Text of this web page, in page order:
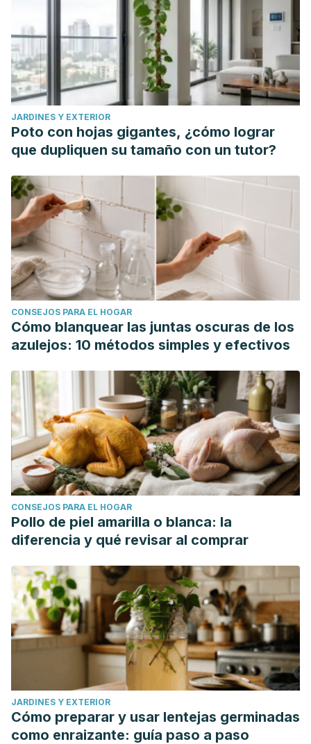
chronic constipation; a meta-analysis of controlled
randomized clinical trials.
https://www.ncbi.nlm.nih.gov/pubmed/25208775
Aviva Romm, ... Angela J. Hywood, inBotanical Medicine for
Women's Health, 2010.
https://www.sciencedirect.com/book/9780443072772/
medicine-for-womens-health
JARDINES Y EXTERIOR
Poto con hojas gigantes, ¿cómo lograr
que dupliquen su tamaño con un tutor?
CONSEJOS PARA EL HOGAR
Cómo blanquear las juntas oscuras de los
azulejos: 10 métodos simples y efectivos
CONSEJOS PARA EL HOGAR
Pollo de piel amarilla o blanca: la
diferencia y qué revisar al comprar
JARDINES Y EXTERIOR
Cómo preparar y usar lentejas germinadas
como enraizante: guía paso a paso